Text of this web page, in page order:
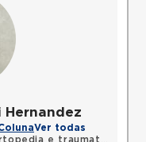
Ver todas
e traumatologia